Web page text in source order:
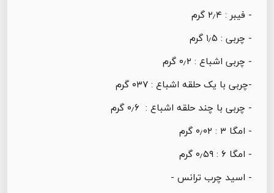
- فیبر : ۲٫۴ گرم
- چربی : ۱٫۵ گرم
- چربی اشباع : ۰٫۲ گرم
-چربی با یک حلقه اشباع : ۰۳۷ گرم
- چربی با چند حلقه اشباع : ۰٫۶ گرم
- امگا ۳ : ۰٫۰۲ گرم
- امگا ۶ : ۰٫۵۹ گرم
- اسید چرب ترانس -